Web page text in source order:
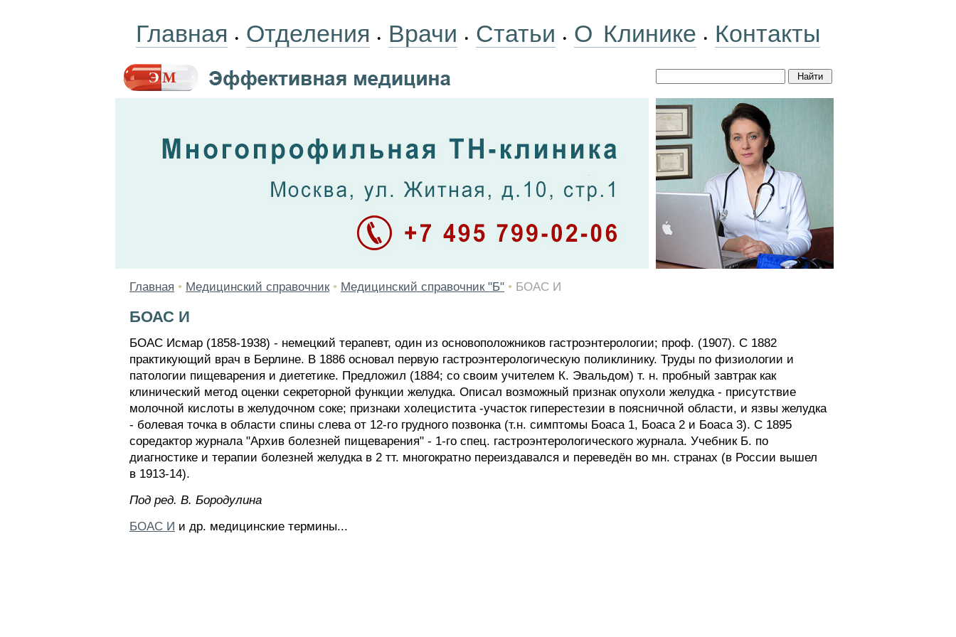
Главная • Отделения • Врачи • Статьи • О Клинике • Контакты
Главная • Медицинский справочник • Медицинский справочник "Б" • БОАС И
БОАС И
БОАС Исмар (1858-1938) - немецкий терапевт, один из основоположников гастроэнтерологии; проф. (1907). С 1882
практикующий врач в Берлине. В 1886 основал первую гастроэнтерологическую поликлинику. Труды по физиологии и
патологии пищеварения и диететике. Предложил (1884; со своим учителем К. Эвальдом) т. н. пробный завтрак как
клинический метод оценки секреторной функции желудка. Описал возможный признак опухоли желудка - присутствие
молочной кислоты в желудочном соке; признаки холецистита -участок гиперестезии в поясничной области, и язвы желудка
- болевая точка в области спины слева от 12-го грудного позвонка (т.н. симптомы Боаса 1, Боаса 2 и Боаса 3). С 1895
соредактор журнала "Архив болезней пищеварения" - 1-го спец. гастроэнтерологического журнала. Учебник Б. по
диагностике и терапии болезней желудка в 2 тт. многократно переиздавался и переведён во мн. странах (в России вышел
в 1913-14).
Пoд peд. B. Бopoдyлинa
БОАС И и др. медицинские термины...